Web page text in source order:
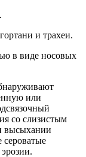
и трахеи.
в виде носовых
или
со слизистым
высыхании
сероватые